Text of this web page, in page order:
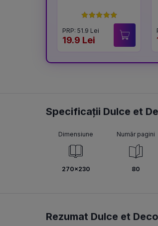
PRP: 51.9 Lei
19.9 Lei
Specificații Dulce et
Dimensiune
270x230
Număr pagini
80
Rezumat Dulce et